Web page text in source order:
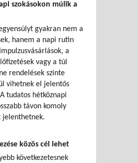
szokásokon múlik a
gyakran nem a
hanem a napi rutin
a
vagy a túl
rendelések szinte
vihetnek el jelentős
tudatos hétköznapi
távon komoly
jelenthetnek.
közös cél lehet
következetesnek